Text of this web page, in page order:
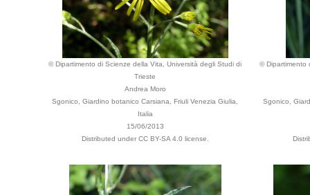
© Dipartimento di Scienze della Vita, Università degli Studi di
Trieste
Andrea Moro
Sgonico, Giardino botanico Carsiana, Friuli Venezia Giulia,
Italia
15/06/2013
Distributed under CC BY-SA 4.0 license.
© Dipartimento
Sgonico,